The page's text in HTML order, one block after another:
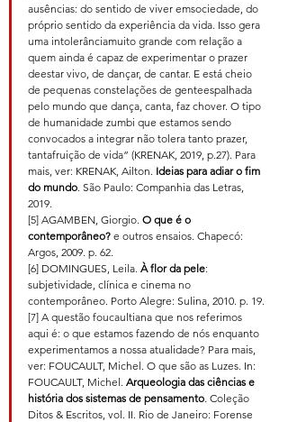
ausências: do sentido de viver emsociedade, do
próprio sentido da experiência da vida. Isso gera
uma intolerânciamuito grande com relação a
quem ainda é capaz de experimentar o prazer
deestar vivo, de dançar, de cantar. E está cheio
de pequenas constelações de genteespalhada
pelo mundo que dança, canta, faz chover. O tipo
de humanidade zumbi que estamos sendo
convocados a integrar não tolera tanto prazer,
tantafruição de vida” (KRENAK, 2019, p.27). Para
mais, ver: KRENAK, Ailton. Ideias para adiar o fim
do mundo. São Paulo: Companhia das Letras,
2019.
[5] AGAMBEN, Giorgio. O que é o
contemporâneo? e outros ensaios. Chapecó:
Argos, 2009. p. 62.
[6] DOMINGUES, Leila. À flor da pele:
subjetividade, clínica e cinema no
contemporâneo. Porto Alegre: Sulina, 2010. p. 19.
[7] A questão foucaultiana que nos referimos
aqui é: o que estamos fazendo de nós enquanto
experimentamos a nossa atualidade? Para mais,
ver: FOUCAULT, Michel. O que são as Luzes. In:
FOUCAULT, Michel. Arqueologia das ciências e
história dos sistemas de pensamento. Coleção
Ditos & Escritos, vol. II. Rio de Janeiro: Forense